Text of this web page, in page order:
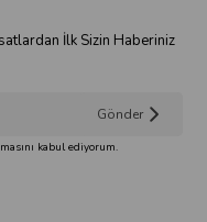
İlk Sizin Haberiniz
Gönder
kabul ediyorum.